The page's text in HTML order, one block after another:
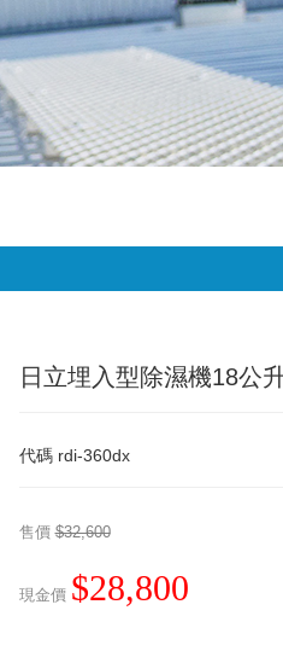
日立埋入型除濕機18公
代碼 rdi-360dx
售價 $32,600
現金價 $28,800